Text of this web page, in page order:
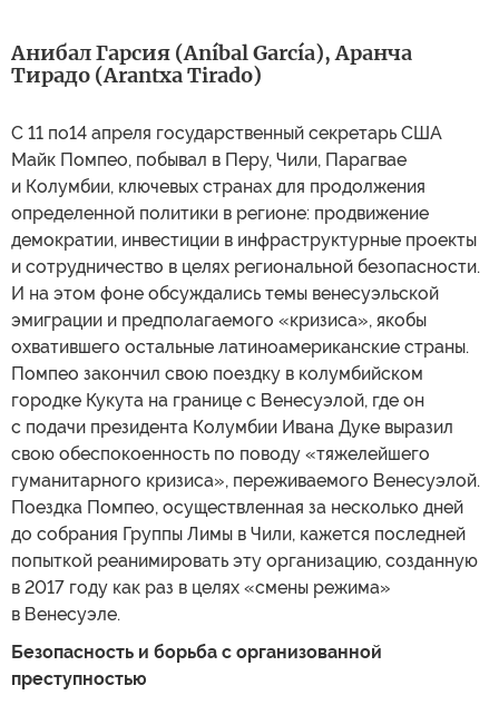
Анибал Гарсия (Aníbal García), Аранча
Тирадо (Arantxa Tirado)
С 11 по14 апреля государственный секретарь США
Майк Помпео, побывал в Перу, Чили, Парагвае
и Колумбии, ключевых странах для продолжения
определенной политики в регионе: продвижение
демократии, инвестиции в инфраструктурные проекты
и сотрудничество в целях региональной безопасности.
И на этом фоне обсуждались темы венесуэльской
эмиграции и предполагаемого «кризиса», якобы
охватившего остальные латиноамериканские страны.
Помпео закончил свою поездку в колумбийском
городке Кукута на границе с Венесуэлой, где он
с подачи президента Колумбии Ивана Дуке выразил
свою обеспокоенность по поводу «тяжелейшего
гуманитарного кризиса», переживаемого Венесуэлой.
Поездка Помпео, осуществленная за несколько дней
до собрания Группы Лимы в Чили, кажется последней
попыткой реанимировать эту организацию, созданную
в 2017 году как раз в целях «смены режима»
в Венесуэле.
Безопасность и борьба с организованной
преступностью